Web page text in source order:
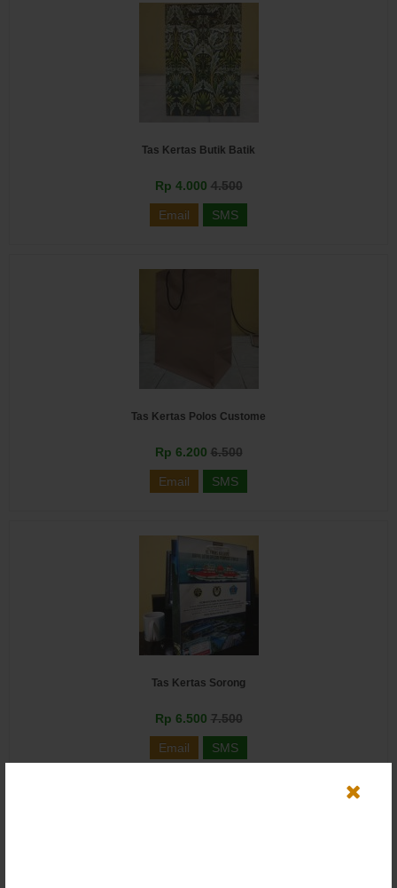
Tas Kertas Butik Batik
Rp 4.000 4.500
Email SMS
Tas Kertas Polos Custome
Rp 6.200 6.500
Email SMS
Tas Kertas Sorong
Rp 6.500 7.500
Email SMS